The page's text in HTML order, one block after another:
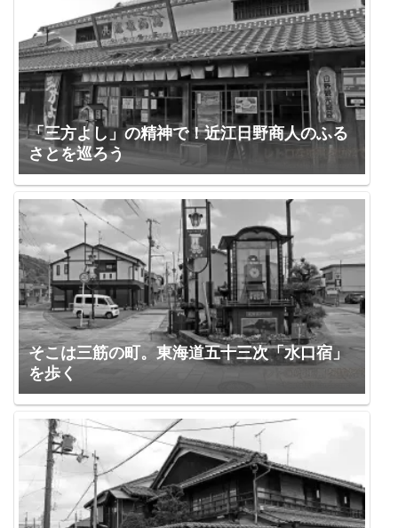
「三方よし」の精神で！近江日野商人のふる
さとを巡ろう
そこは三筋の町。東海道五十三次「水口宿」
を歩く